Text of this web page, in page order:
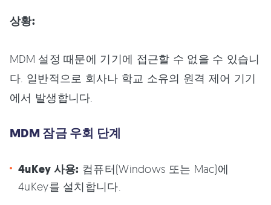
상황:
MDM 설정 때문에 기기에 접근할 수 없을 수 있습니
다. 일반적으로 회사나 학교 소유의 원격 제어 기기
에서 발생합니다.
MDM 잠금 우회 단계
4uKey 사용: 컴퓨터(Windows 또는 Mac)에
4uKey를 설치합니다.